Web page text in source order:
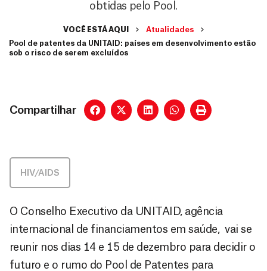
obtidas pelo Pool.
VOCÊ ESTÁ AQUI
Atualidades
Pool de patentes da UNITAID: países em desenvolvimento estão
sob o risco de serem excluídos
Compartilhar
HIV/AIDS
O Conselho Executivo da UNITAID, agência
internacional de financiamentos em saúde, vai se
reunir nos dias 14 e 15 de dezembro para decidir o
futuro e o rumo do Pool de Patentes para